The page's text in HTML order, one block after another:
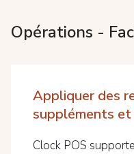
Opérations -
Appliquer des
suppléments
Clock POS